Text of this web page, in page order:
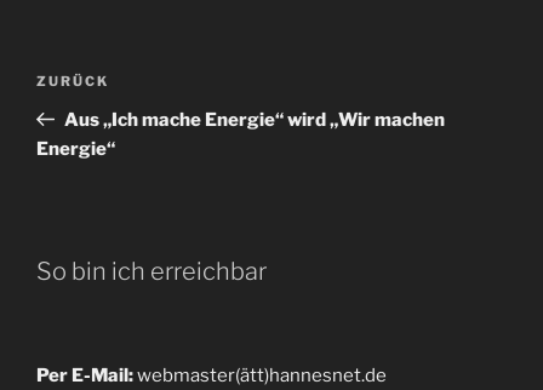
Beitragsnavigation
Vorheriger
Beitrag
ZURÜCK
Aus „Ich mache Energie“ wird „Wir machen
Energie“
So bin ich erreichbar
Per E-Mail:webmaster(ätt)hannesnet.de